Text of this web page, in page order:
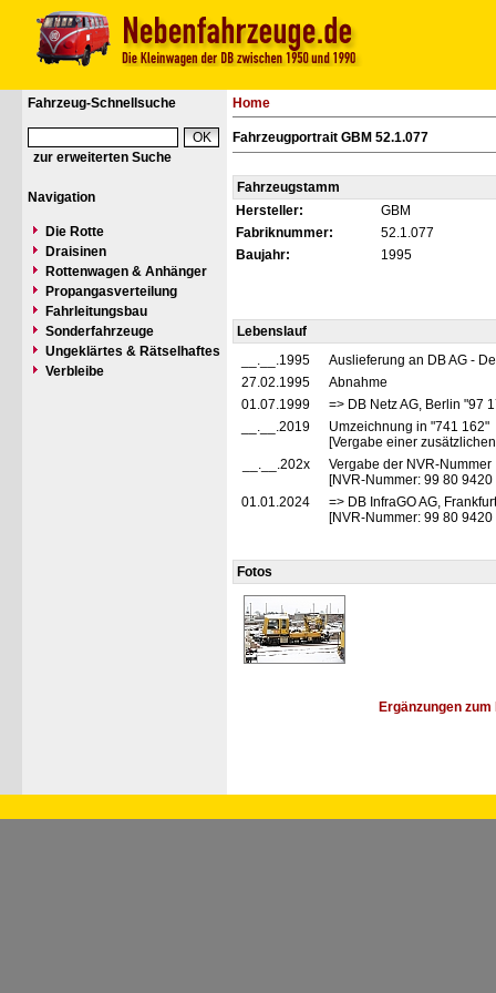
Fahrzeug-Schnellsuche
zur erweiterten Suche
Navigation
Die Rotte
Draisinen
Rottenwagen & Anhänger
Propangasverteilung
Fahrleitungsbau
Sonderfahrzeuge
Ungeklärtes & Rätselhaftes
Verbleibe
Home
Fahrzeugportrait GBM 52.1.077
Fahrzeugstamm
Hersteller:
GBM
Fabriknummer:
52.1.077
Baujahr:
1995
Lebenslauf
__.__.1995
Auslieferung an DB AG -
27.02.1995
Abnahme
01.07.1999
=> DB Netz AG, Berlin "97
__.__.2019
Umzeichnung in "741 162"
[Vergabe einer
__.__.202x
Vergabe der NVR-Nummer
[NVR-Nummer: 99 80
01.01.2024
=> DB InfraGO AG,
[NVR-Nummer: 99 80
Fotos
Ergänzungen